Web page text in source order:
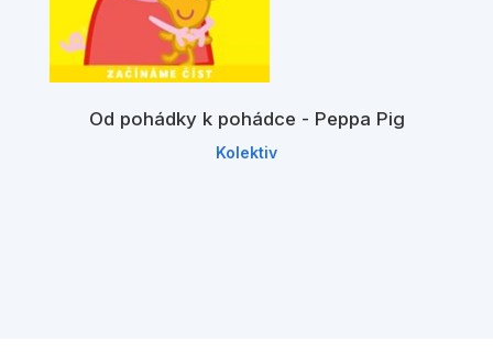
Od pohádky k pohádce - Peppa Pig
Kolektiv